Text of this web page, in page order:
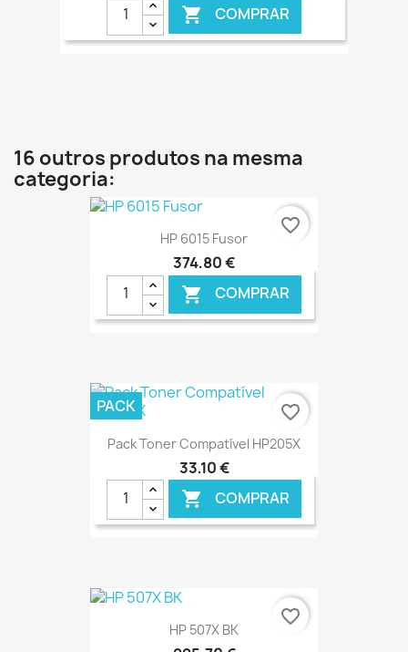
 COMPRAR
16 outros produtos na mesma
categoria:
HP 6015 Fusor
374,80 €
 COMPRAR
€ ONLINE
favorite_border
Pack Toner Compatível HP205X
33,10 €
 COMPRAR
PACK favorite_border
HP 507X BK
favorite_border